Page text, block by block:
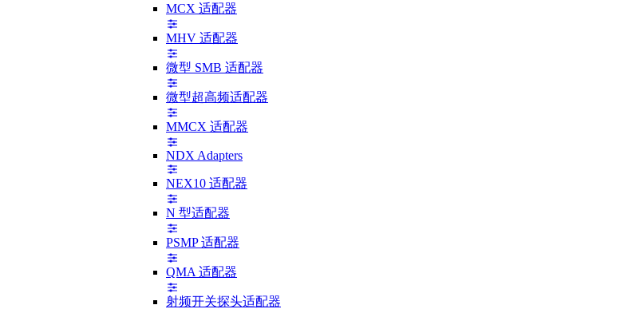
MCX 适配器
MHV 适配器
微型 SMB 适配器
微型超高频适配器
MMCX 适配器
NDX Adapters
NEX10 适配器
N 型适配器
PSMP 适配器
QMA 适配器
射频开关探头适配器